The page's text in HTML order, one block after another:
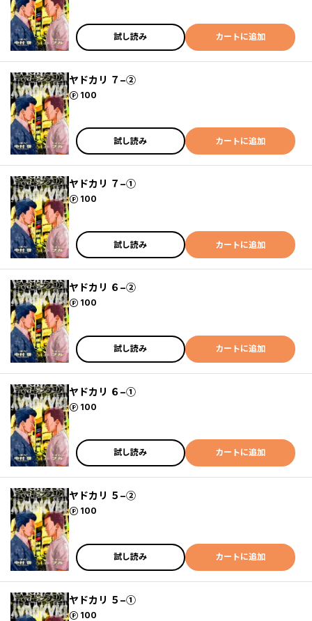
試し読み カートに追加
ヤドカリ ７−②
100
ポイント
試し読み カートに追加
ヤドカリ ７−①
100
ポイント
試し読み カートに追加
ヤドカリ ６−②
100
ポイント
試し読み カートに追加
ヤドカリ ６−①
100
ポイント
試し読み カートに追加
ヤドカリ ５−②
100
ポイント
試し読み カートに追加
ヤドカリ ５−①
100
ポイント